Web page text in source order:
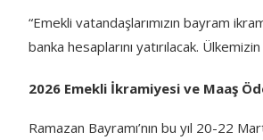
“Emekli vatandaşlarımızın bayram
banka hesaplarını yatırılacak.
2026 Emekli İkramiyesi ve Maaş
Ramazan Bayramı’nın bu yıl 20-22